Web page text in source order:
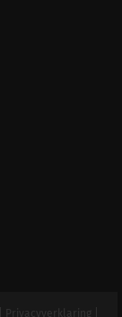
Privacyverklaring